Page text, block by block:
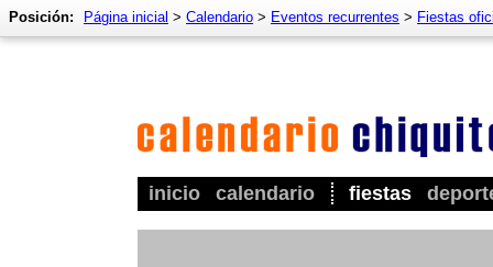
inicio calendario fiestas
Posición: Página inicial > Calendario > Eventos recurrentes > Fiestas